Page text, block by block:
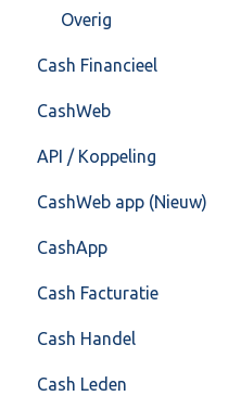
Overig
Cash Financieel
Boekhoud
Fiscaal
Overig
CashWeb
CashHero Layout
Mailen vanuit CASHWeb
Algemeen gebruik
API / Koppeling
Algemeen
Api 3.0 (SOAP API)
API 4.0 (REST API)
CashWeb app (Nieuw)
Veel gestelde vragen
CashApp
Cash Facturatie
Factureren
Instellingen
Cash Handel
Inkoop
Cash Leden